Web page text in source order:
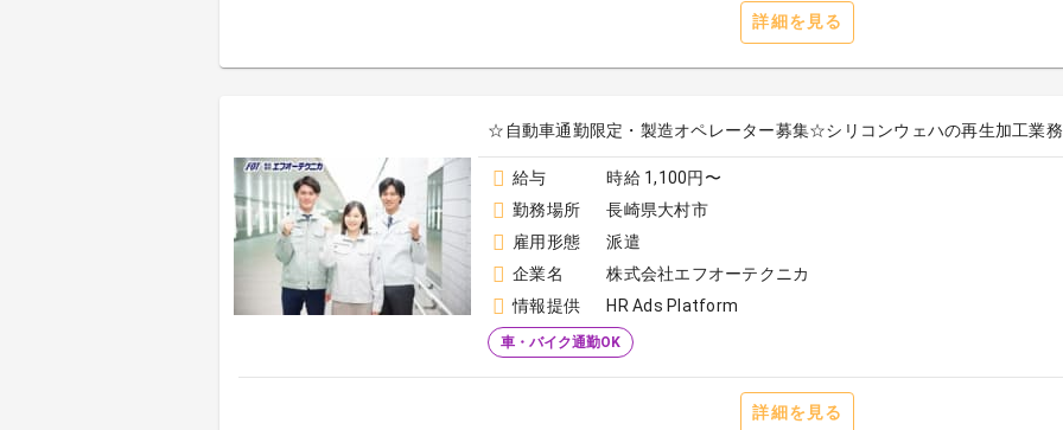
詳細を見る
☆自動車通勤限定・製造オペレーター募集☆シリコンウェハの再生加工業務
給与
時給 1,100円〜
勤務場所
長崎県大村市
雇用形態
派遣
企業名
株式会社エフオーテクニカ
情報提供
HR Ads Platform
車・バイク通勤OK
詳細を見る